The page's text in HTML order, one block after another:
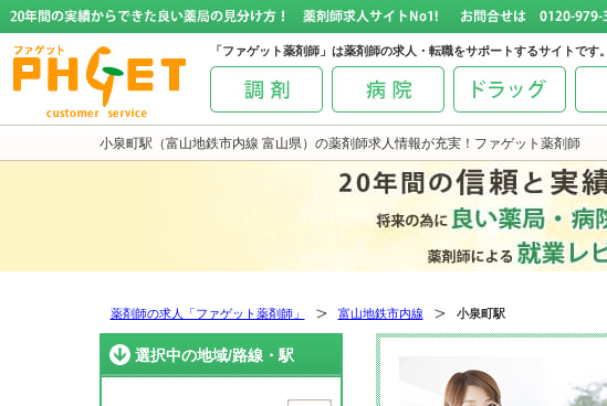
小泉町駅（富山地鉄市内線 富山県）の薬剤師求人情報が充実！ファゲット薬剤師
「ファゲット薬剤師」は薬剤師の求人・転職をサポートするサイトです。
薬剤師の求人「ファゲット薬剤師」 富山地鉄市内線 小泉町駅
選択中の地域/路線・駅